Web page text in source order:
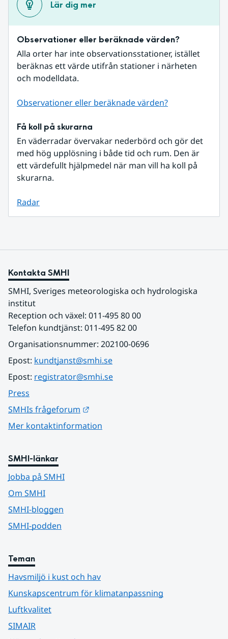
Lär dig mer
Observationer eller beräknade värden?
Alla orter har inte observationsstationer, istället
beräknas ett värde utifrån stationer i närheten
och modelldata.
Observationer eller beräknade värden?
Få koll på skurarna
En väderradar övervakar nederbörd och gör det
med hög upplösning i både tid och rum. Den är
ett värdefullt hjälpmedel när man vill ha koll på
skurarna.
Radar
Kontakta SMHI
SMHI, Sveriges meteorologiska och hydrologiska
institut
Reception och växel: 011-495 80 00
Telefon kundtjänst: 011-495 82 00
Organisationsnummer: 202100-0696
Epost: kundtjanst@smhi.se
Epost: registrator@smhi.se
Press
SMHIs frågeforum
Mer kontaktinformation
SMHI-länkar
Jobba på SMHI
Om SMHI
SMHI-bloggen
SMHI-podden
Teman
Havsmiljö i kust och hav
Kunskapscentrum för klimatanpassning
Luftkvalitet
SIMAIR